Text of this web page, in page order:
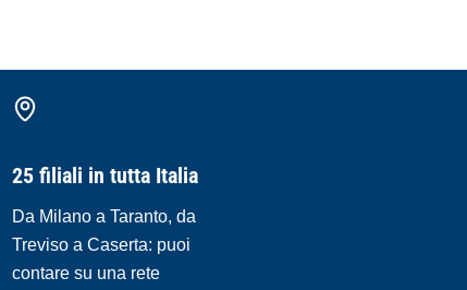
25 filiali in tutta Italia
Da Milano a Taranto, da
Treviso a Caserta: puoi
contare su una rete